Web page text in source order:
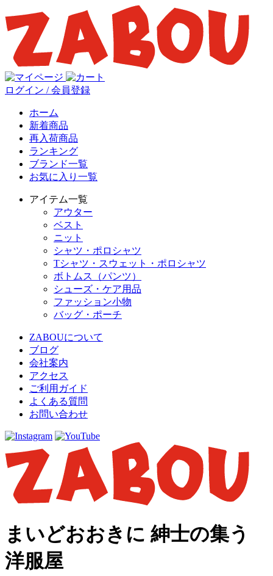
ログイン / 会員登録
ホーム
新着商品
再入荷商品
ランキング
ブランド一覧
お気に入り一覧
アイテム一覧
アウター
ベスト
ニット
シャツ・ポロシャツ
Tシャツ・スウェット・ポロシャツ
ボトムス（パンツ）
シューズ・ケア用品
ファッション小物
バッグ・ポーチ
ZABOUについて
ブログ
会社案内
アクセス
ご利用ガイド
よくある質問
お問い合わせ
まいどおおきに 紳士の集う
洋服屋